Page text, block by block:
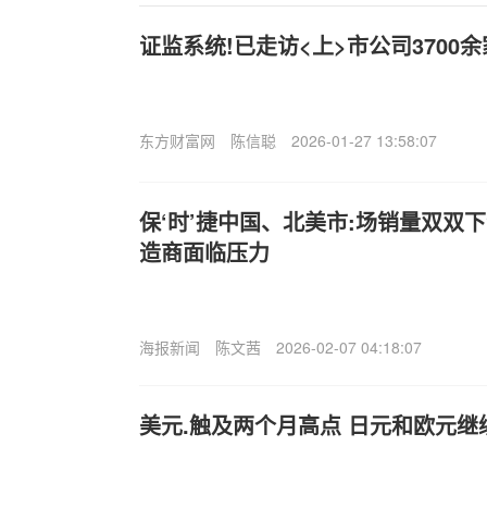
证监系统!已走访<上>市公司3700
东方财富网 陈信聪 2026-01-27 13:58:07
保‘时’捷中国、北美市:场销量双双
造商面临压力
海报新闻 陈文茜 2026-02-07 04:18:07
美元.触及两个月高点 日元和欧元继